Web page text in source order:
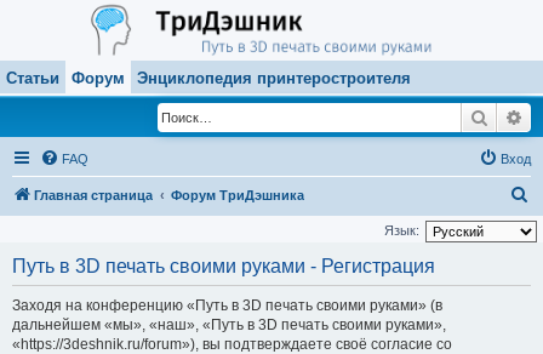
Статьи Форум Энциклопедия принтеростроителя
Поиск
FAQ Вход
Главная страница Форум ТриДэшника
о
Язык:
Путь в 3D печать своими руками - Регистрация
Заходя на конференцию «Путь в 3D печать своими руками» (в
дальнейшем «мы», «наш», «Путь в 3D печать своими руками»,
«https://3deshnik.ru/forum»), вы подтверждаете своё согласие со